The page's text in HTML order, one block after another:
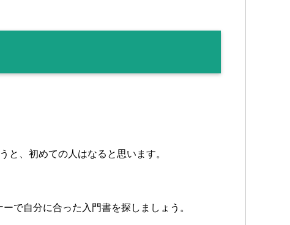
と、初めての人はなると思います。
で自分に合った入門書を探しましょう。